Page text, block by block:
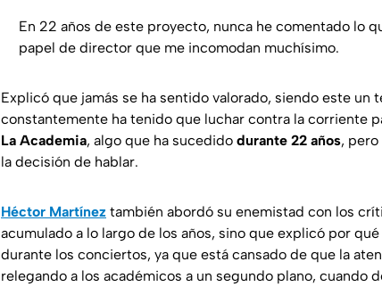
En 22 años de este proyecto, nunca he comentado lo
papel de director que me incomodan muchísimo.
Explicó que jamás se ha sentido valorado, siendo este un
constantemente ha tenido que luchar contra la corriente
La Academia, algo que ha sucedido durante 22 años, pero
la decisión de hablar.
Héctor Martínez también abordó su enemistad con los
acumulado a lo largo de los años, sino que explicó por
durante los conciertos, ya que está cansado de que la
relegando a los académicos a un segundo plano, cuando